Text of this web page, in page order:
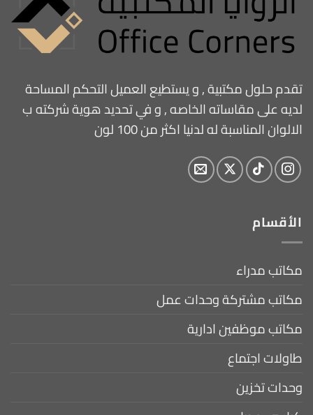
تقدم حلول مكتبية , و يستطيع العميل التحكم المساحة
لديه على مقاساته الخاصه , و في تحديد هوية شركته ب
الالوان المناسبة له لدنيا اكثر من 100 لون
الأقسام
مكاتب مدراء
مكاتب مشتركة وحدات عمل
مكاتب موظفين ادارية
طاولات اجتماع
وحدات تخزين